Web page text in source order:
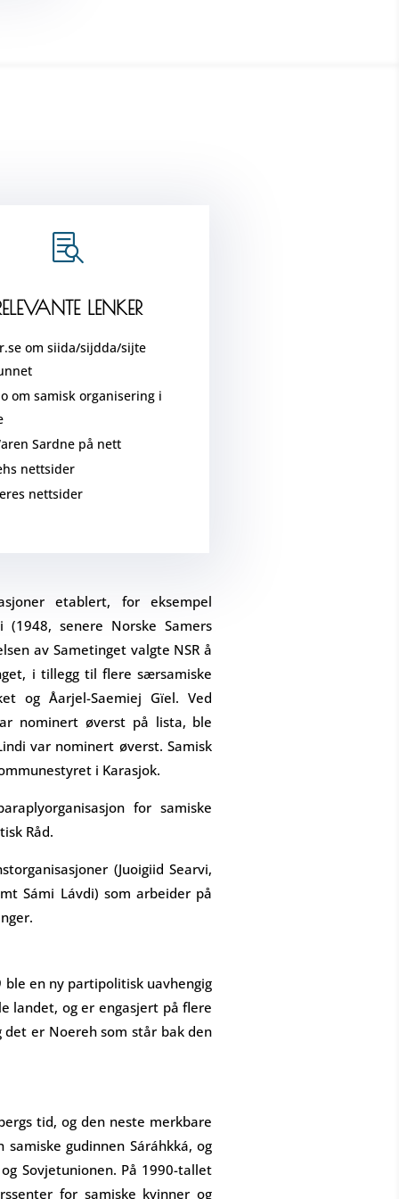

LENKER
om siida/sijdda/sijte
om samisk organisering i
Sardne på nett
nettsider
nettsider
etablert, for eksempel
(1948, senere Norske Samers
av Sametinget valgte NSR å
i tillegg til flere særsamiske
og Åarjel-Saemiej Gïel. Ved
nominert øverst på lista, ble
var nominert øverst. Samisk
i Karasjok.
for samiske
Råd.
(Juoigiid Searvi,
Sámi Lávdi) som arbeider på
en ny partipolitisk uavhengig
landet, og er engasjert på flere
er Noereh som står bak den
tid, og den neste merkbare
gudinnen Sáráhkká, og
Sovjetunionen. På 1990-tallet
for samiske kvinner og